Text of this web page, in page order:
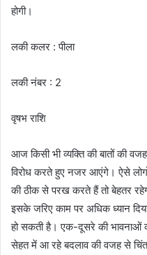
होगी।
लकी कलर : पीला
लकी नंबर : 2
वृषभ राशि
आज किसी भी व्यक्ति की बातों की
विरोध करते हुए नजर आएंगे। ऐसे
की ठीक से परख करते हैं तो बेहतर
इसके जरिए काम पर अधिक ध्यान
हो सकती है। एक-दूसरे की भावनाओं
सेहत में आ रहे बदलाव की वजह से